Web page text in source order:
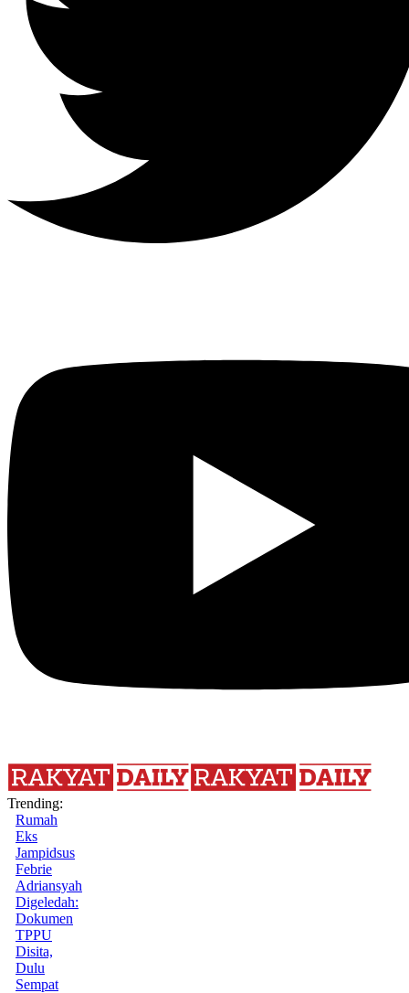
Trending:
Rumah
Eks
Jampidsus
Febrie
Adriansyah
Digeledah:
Dokumen
TPPU
Disita,
Dulu
Sempat